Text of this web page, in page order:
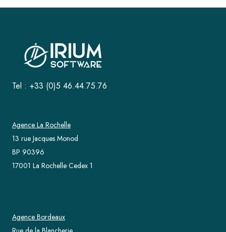
Tel : +33 (0)5 46.44.75.76
Agence La Rochelle
13 rue Jacques Monod
BP 90396
17001 La Rochelle Cedex 1
Agence Bordeaux